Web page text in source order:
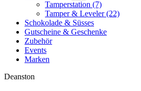
Tamperstation (7)
Tamper & Leveler(22)
Schokolade & Süsses
Gutscheine & Geschenke
Zubehör
Events
Marken
Deanston